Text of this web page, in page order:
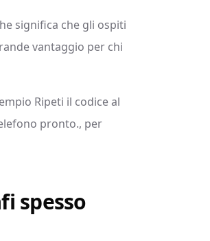
significa che gli ospiti
vantaggio per chi
Ripeti il codice al
pronto., per
spesso